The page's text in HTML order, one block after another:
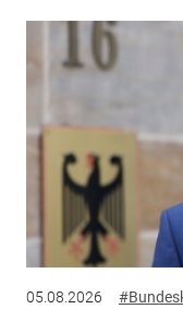
05.08.2026